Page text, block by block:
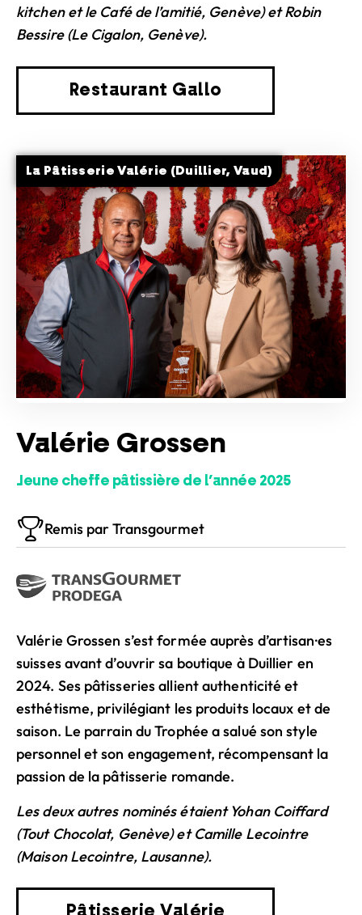
kitchen et le Café de l’amitié, Genève) et Robin
Bessire (Le Cigalon, Genève).
Restaurant Gallo
La Pâtisserie Valérie (Duillier, Vaud)
Valérie Grossen
Jeune cheffe pâtissière de l’année 2025
Remis par Transgourmet
Valérie Grossen s’est formée auprès d’artisan·es
suisses avant d’ouvrir sa boutique à Duillier en
2024. Ses pâtisseries allient authenticité et
esthétisme, privilégiant les produits locaux et de
saison. Le parrain du Trophée a salué son style
personnel et son engagement, récompensant la
passion de la pâtisserie romande.
Les deux autres nominés étaient Yohan Coiffard
(Tout Chocolat, Genève) et Camille Lecointre
(Maison Lecointre, Lausanne).